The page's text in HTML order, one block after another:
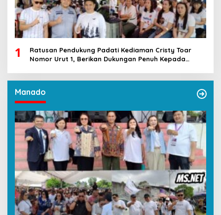
1
Ratusan Pendukung Padati Kediaman Cristy Toar
Nomor Urut 1, Berikan Dukungan Penuh Kepada
Manado